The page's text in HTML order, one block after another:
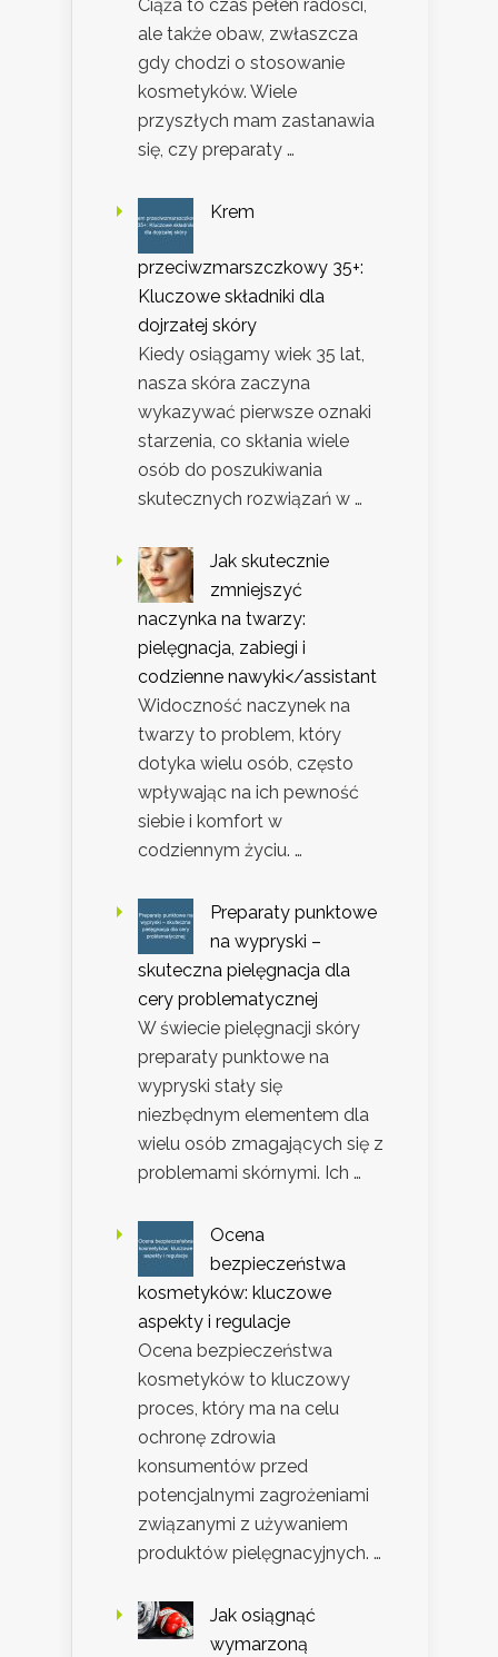
Ciąża to czas pełen radości,
ale także obaw, zwłaszcza
gdy chodzi o stosowanie
kosmetyków. Wiele
przyszłych mam zastanawia
się, czy preparaty …
Krem
przeciwzmarszczkowy 35+:
Kluczowe składniki dla
dojrzałej skóry
Kiedy osiągamy wiek 35 lat,
nasza skóra zaczyna
wykazywać pierwsze oznaki
starzenia, co skłania wiele
osób do poszukiwania
skutecznych rozwiązań w …
Jak skutecznie
zmniejszyć
naczynka na twarzy:
pielęgnacja, zabiegi i
codzienne nawyki</assistant
Widoczność naczynek na
twarzy to problem, który
dotyka wielu osób, często
wpływając na ich pewność
siebie i komfort w
codziennym życiu. …
Preparaty punktowe
na wypryski –
skuteczna pielęgnacja dla
cery problematycznej
W świecie pielęgnacji skóry
preparaty punktowe na
wypryski stały się
niezbędnym elementem dla
wielu osób zmagających się z
problemami skórnymi. Ich …
Ocena
bezpieczeństwa
kosmetyków: kluczowe
aspekty i regulacje
Ocena bezpieczeństwa
kosmetyków to kluczowy
proces, który ma na celu
ochronę zdrowia
konsumentów przed
potencjalnymi zagrożeniami
związanymi z używaniem
produktów pielęgnacyjnych. …
Jak osiągnąć
wymarzoną